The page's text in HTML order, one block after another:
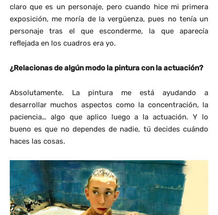
claro que es un personaje, pero cuando hice mi primera
exposición, me moría de la vergüenza, pues no tenía un
personaje tras el que esconderme, la que aparecía
reflejada en los cuadros era yo.
¿Relacionas de algún modo la pintura con la actuación?
Absolutamente. La pintura me está ayudando a
desarrollar muchos aspectos como la concentración, la
paciencia… algo que aplico luego a la actuación. Y lo
bueno es que no dependes de nadie, tú decides cuándo
haces las cosas.